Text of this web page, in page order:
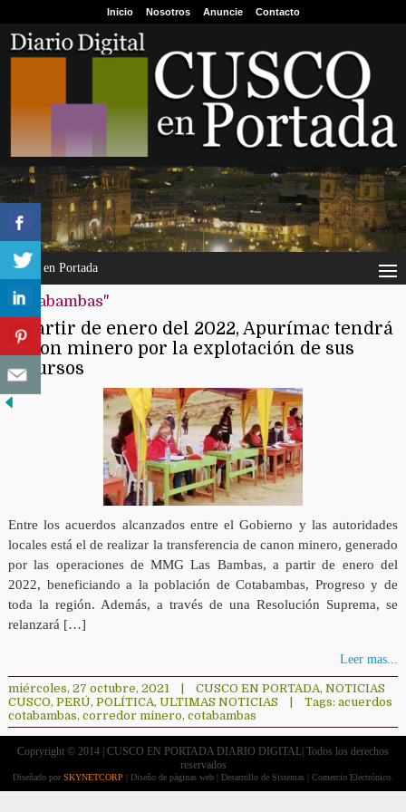
Inicio Nosotros Anuncie Contacto
Cusco en Portada
"cotabambas"
A partir de enero del 2022, Apurímac tendrá
canon minero por la explotación de sus
recursos
Entre los acuerdos alcanzados entre el Gobierno y las autoridades
locales está el de realizar la transferencia de canon minero, generado
por las operaciones de MMG Las Bambas, a partir de enero del
2022, beneficiando a la población de Cotabambas, Progreso y de
toda la región. Además, a través de una Resolución Suprema, se
relanzará […]
Leer mas...
miércoles, 27 octubre, 2021 CUSCO EN PORTADA, NOTICIAS
CUSCO, PERÚ, POLÍTICA, ULTIMAS NOTICIAS Tags: acuerdos
cotabambas, corredor minero, cotabambas
Copryright © 2014 | CUSCO EN PORTADA DIARIO DIGITAL| Todos los derechos
reservados
Diseñado por SKYNETCORP | Diseño de páginas web | Desarrollo de Sistemas | Comercio Electrónico.